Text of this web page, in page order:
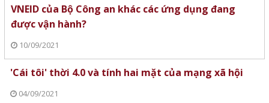
VNEID của Bộ Công an khác các ứng dụng đang
được vận hành?
10/09/2021
'Cái tôi' thời 4.0 và tính hai mặt của mạng xã hội
04/09/2021